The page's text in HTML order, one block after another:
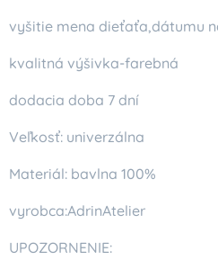
vyšitie mena dieťaťa,dátumu
kvalitná výšivka-farebná
dodacia doba 7 dní
Veľkosť: univerzálna
Materiál: bavlna 100%
vyrobca:AdrinAtelier
UPOZORNENIE: